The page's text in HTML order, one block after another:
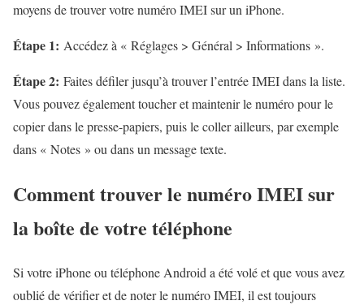
moyens de trouver votre numéro IMEI sur un iPhone.
Étape 1: Accédez à « Réglages > Général > Informations ».
Étape 2: Faites défiler jusqu’à trouver l’entrée IMEI dans la liste.
Vous pouvez également toucher et maintenir le numéro pour le
copier dans le presse-papiers, puis le coller ailleurs, par exemple
dans « Notes » ou dans un message texte.
Comment trouver le numéro IMEI sur
la boîte de votre téléphone
Si votre iPhone ou téléphone Android a été volé et que vous avez
oublié de vérifier et de noter le numéro IMEI, il est toujours